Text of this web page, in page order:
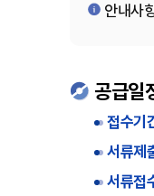
적
(제
안내사
공급일
접수기
서류제
서류접